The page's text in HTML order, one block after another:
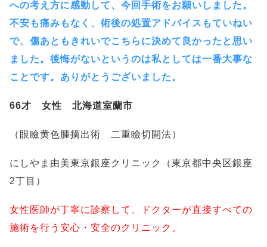
への考え方に感動して、今回手術をお願いしました。
不安も痛みもなく、術後の処置アドバイスもていねい
で、傷あともきれいでこちらに決めて良かったと思い
ました。後悔がないというのは私としては一番大事な
ことです。ありがとうございました。
66才 女性 北海道室蘭市
（眼瞼黄色腫摘出術 二重瞼切開法）
にしやま由美東京銀座クリニック（東京都中央区銀座
2丁目）
女性医師が丁寧に診察して、ドクターが直接すべての
施術を行う安心・安全のクリニック。